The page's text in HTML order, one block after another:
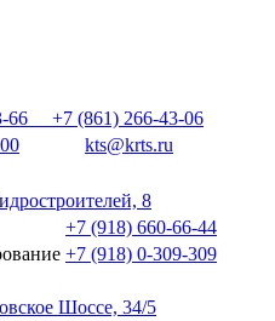
66
+7 (861) 266-43-06
kts@krts.ru
8
+7 (918) 660-66-44
+7 (918) 0-309-309
Шоссе, 34/5